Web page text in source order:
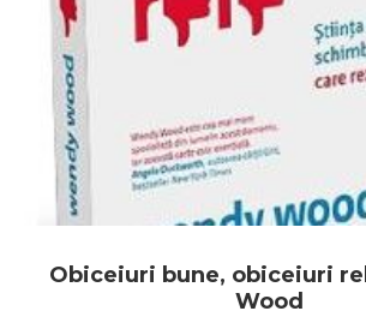
Obiceiuri bune, obiceiuri
Wood